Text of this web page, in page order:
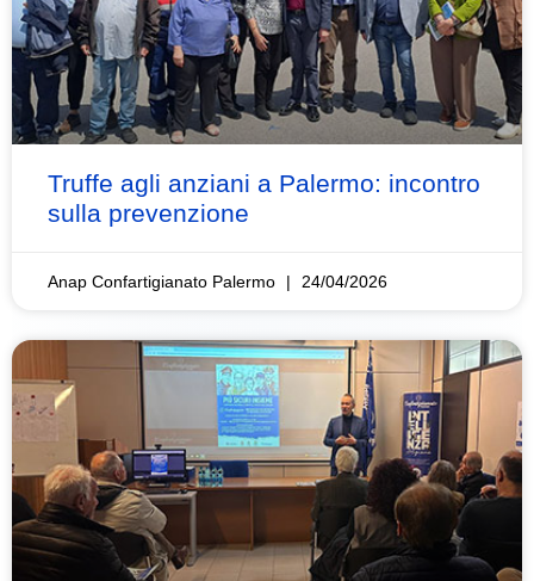
Truffe agli anziani a Palermo: incontro
sulla prevenzione
Anap Confartigianato Palermo 24/04/2026